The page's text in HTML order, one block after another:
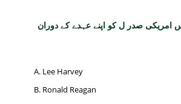
میں کس امریکی صدر ل کو اپنے عہدے کے دوران
Lee Harvey
Ronald Reagan